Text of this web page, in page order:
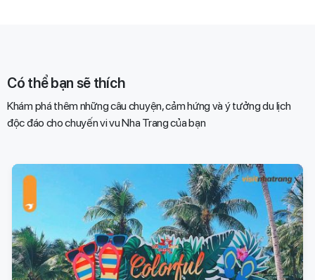
Có thể bạn sẽ thích
Khám phá thêm những câu chuyện, cảm hứng và ý tưởng du lịch
độc đáo cho chuyến vi vu Nha Trang của bạn​